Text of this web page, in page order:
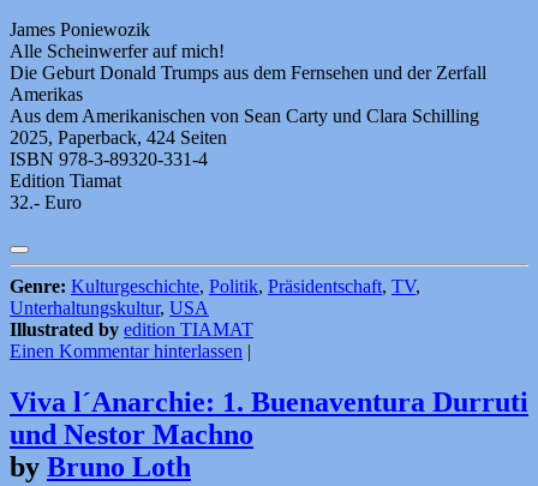
James Poniewozik
Alle Scheinwerfer auf mich!
Die Geburt Donald Trumps aus dem Fernsehen und der Zerfall
Amerikas
Aus dem Amerikanischen von Sean Carty und Clara Schilling
2025, Paperback, 424 Seiten
ISBN 978-3-89320-331-4
Edition Tiamat
32.- Euro
Genre: Kulturgeschichte, Politik, Präsidentschaft, TV,
Unterhaltungskultur, USA
Illustrated by edition TIAMAT
Einen Kommentar hinterlassen |
Viva l´Anarchie: 1. Buenaventura Durruti
und Nestor Machno
by Bruno Loth